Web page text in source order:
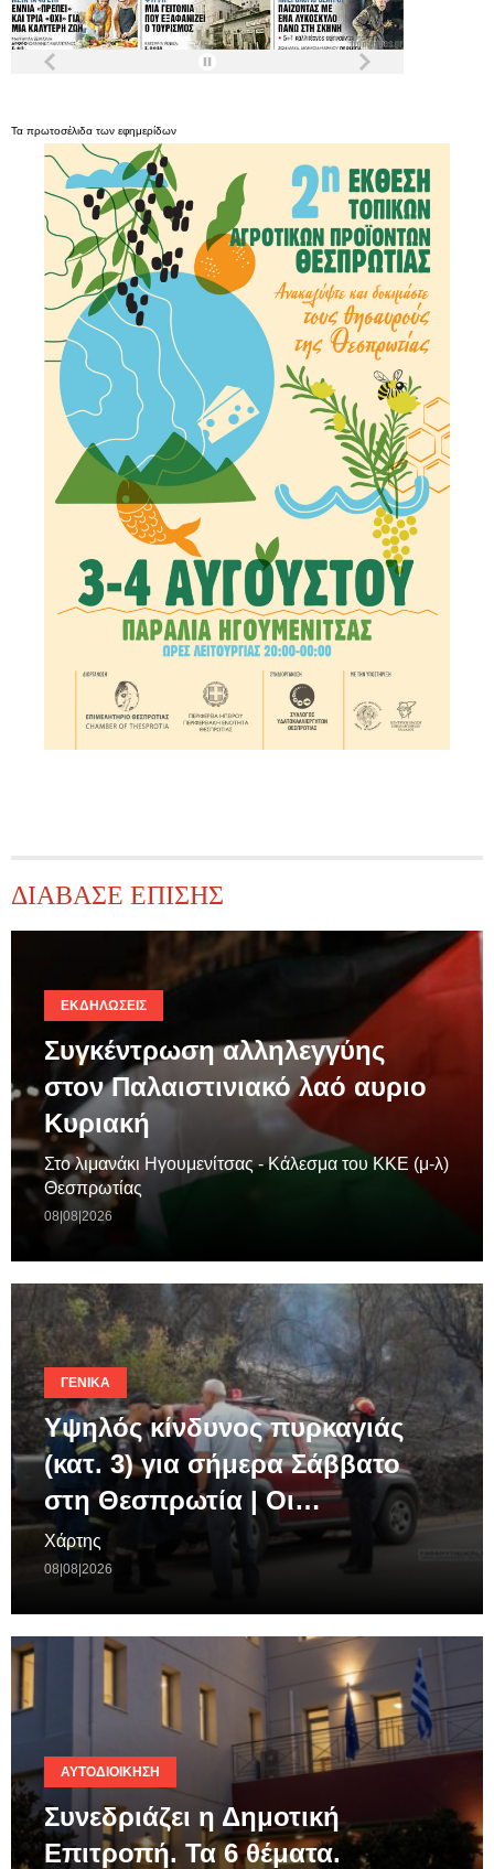
Τα πρωτοσέλιδα των εφημερίδων
ΔΙΑΒΑΣΕ ΕΠΙΣΗΣ
ΕΚΔΗΛΏΣΕΙΣ
Συγκέντρωση αλληλεγγύης
στον Παλαιστινιακό λαό αυριο
Κυριακή
Στο λιμανάκι Ηγουμενίτσας - Κάλεσμα του ΚΚΕ (μ-λ)
Θεσπρωτίας
08|08|2026
ΓΕΝΙΚΆ
Υψηλός κίνδυνος πυρκαγιάς
(κατ. 3) για σήμερα Σάββατο
στη Θεσπρωτία | Οι…
Χάρτης
08|08|2026
ΑΥΤΟΔΙΟΊΚΗΣΗ
Συνεδριάζει η Δημοτική
Επιτροπή. Τα 6 θέματα.